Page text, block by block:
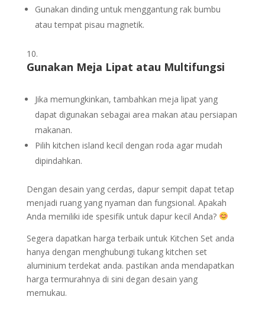
Gunakan dinding untuk menggantung rak bumbu
atau tempat pisau magnetik.
Gunakan Meja Lipat atau Multifungsi
Jika memungkinkan, tambahkan meja lipat yang
dapat digunakan sebagai area makan atau persiapan
makanan.
Pilih kitchen island kecil dengan roda agar mudah
dipindahkan.
Dengan desain yang cerdas, dapur sempit dapat tetap
menjadi ruang yang nyaman dan fungsional. Apakah
Anda memiliki ide spesifik untuk dapur kecil Anda?
Segera dapatkan harga terbaik untuk Kitchen Set anda
hanya dengan menghubungi tukang kitchen set
aluminium terdekat anda. pastikan anda mendapatkan
harga termurahnya di sini degan desain yang
memukau.